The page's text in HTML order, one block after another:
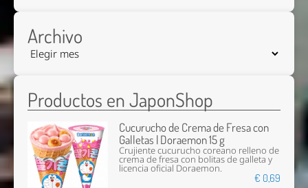
Archivo
Productos en JaponShop
Cucurucho de Crema de Fresa con
Galletas | Doraemon 15 g
Crujiente cucurucho coreano relleno de
crema de fresa con bolitas de galleta y
licencia oficial Doraemon.
€ 0,69